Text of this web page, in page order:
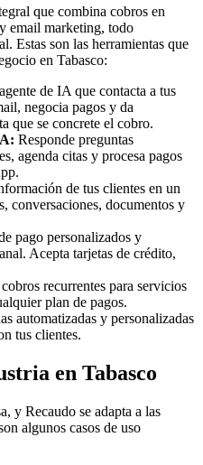
que combina cobros en
email marketing, todo
Estas son las herramientas que
en Tabasco:
de IA que contacta a tus
negocia pagos y da
que se concrete el cobro.
Responde preguntas
agenda citas y procesa pagos
de tus clientes en un
conversaciones, documentos y
pago personalizados y
Acepta tarjetas de crédito,
recurrentes para servicios
plan de pagos.
automatizadas y personalizadas
tus clientes.
en Tabasco
y Recaudo se adapta a las
algunos casos de uso